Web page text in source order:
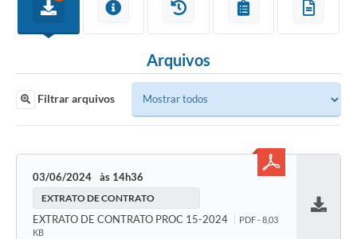
Arquivos
Filtrar arquivos
03/06/2024 14h36
EXTRATO DE CONTRATO
EXTRATO DE CONTRATO PROC 15-2024
PDF - 8,03
KB